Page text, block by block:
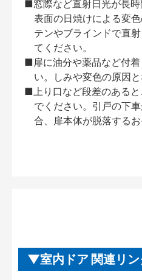
■窓際など直射日光が長時
表面の日焼けによる変
テンやブラインドで直
てください。
■扉に油分や薬品など付
い。しみや変色の原因と
■上り口など段差のある
でください。引戸の下
合、扉本体が脱落するお
室内ドア 関連リン